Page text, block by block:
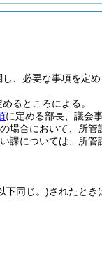
、必要な事項を定め
めるところによる。
に定める部長、議会
場合において、所管
課については、所管
下同じ。)されたとき